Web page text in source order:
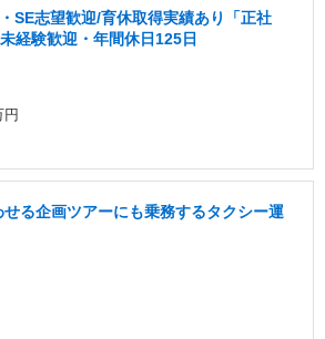
SE志望歓迎/育休取得実績あり「正社
経験歓迎・年間休日125日
円
る企画ツアーにも乗務するタクシー運